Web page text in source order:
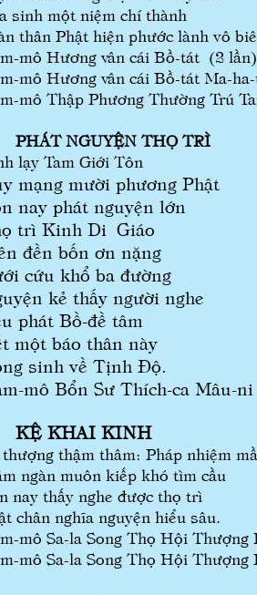
sinh một niệm chí thành
thân Phật hiện phước lành vô
mô Hương vân cái Bồ-tát (2 lần)
mô Hương vân cái Bồ-tát Ma-
mô Thập Phương Thường Trú
PHÁT NGUYỆN THỌ TRÌ
Tam Giới Tôn
mạng mười phương Phật
nay phát nguyện lớn
trì Kinh Di Giáo
đền bốn ơn nặng
cứu khổ ba đường
kẻ thấy người nghe
phát Bồ-đề tâm
một báo thân này
sinh về Tịnh Độ.
mô Bổn Sư Thích-ca Mâu-
KỆ KHAI KINH
thậm thâm: Pháp nhiệm
ngàn muôn kiếp khó tìm cầu
nay thấy nghe được thọ trì
chân nghĩa nguyện hiểu sâu.
mô Sa-la Song Thọ Hội
mô Sa-la Song Thọ Hội